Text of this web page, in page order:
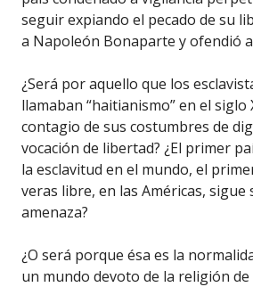
seguir expiando el pecado de su
a Napoleón Bonaparte y ofendió
¿Será por aquello que los
llamaban “haitianismo” en el siglo
contagio de sus costumbres de
vocación de libertad? ¿El primer
la esclavitud en el mundo, el
veras libre, en las Américas, sigue
amenaza?
¿O será porque ésa es la
un mundo devoto de la religión de